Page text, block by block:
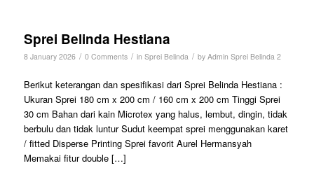
Sprei Belinda Hestiana
8 January 2026 / 0 Comments / in Sprei Belinda / by Admin Sprei Belinda 2
Berikut keterangan dan spesifikasi dari Sprei Belinda Hestiana :
Ukuran Sprei 180 cm x 200 cm / 160 cm x 200 cm Tinggi Sprei
30 cm Bahan dari kain Microtex yang halus, lembut, dingin, tidak
berbulu dan tidak luntur Sudut keempat sprei menggunakan karet
/ fitted Disperse Printing Sprei favorit Aurel Hermansyah
Memakai fitur double […]